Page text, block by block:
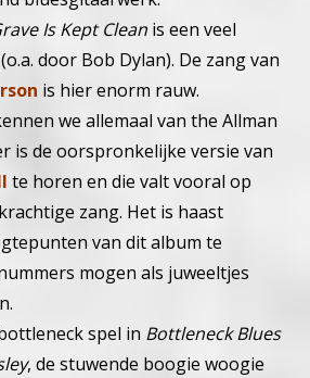
Is Kept Clean is een veel
door Bob Dylan). De zang van
is hier enorm rauw.
we allemaal van the Allman
is de oorspronkelijke versie van
te horen en die valt vooral op
zang. Het is haast
van dit album te
mogen als juweeltjes
spel in Bottleneck Blues
, de stuwende boogie woogie